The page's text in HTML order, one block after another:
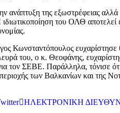
της εξωστρέφειας αλλά
του ΟΛΘ αποτελεί
ευχαρίστησε
του, ο κ. Θεοφάνης,
τον ΣΕΒΕ. Παράλληλα, τόνισε
των Βαλκανίων και της
ΗΛΕΚΤΡΟΝΙΚΗ